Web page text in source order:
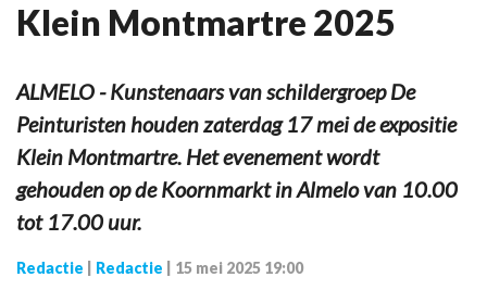
Klein Montmartre 2025
ALMELO - Kunstenaars van schildergroep De
Peinturisten houden zaterdag 17 mei de expositie
Klein Montmartre. Het evenement wordt
gehouden op de Koornmarkt in Almelo van 10.00
tot 17.00 uur.
Redactie Redactie 15 mei 2025 19:00